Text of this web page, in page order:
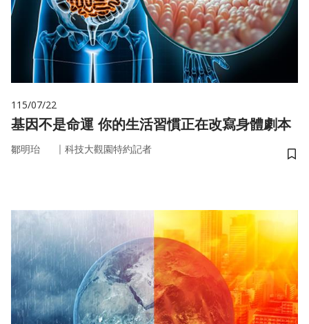
115/07/22
基因不是命運 你的生活習慣正在改寫身體劇本
鄒明珆 ｜ 科技大觀園特約記者
儲